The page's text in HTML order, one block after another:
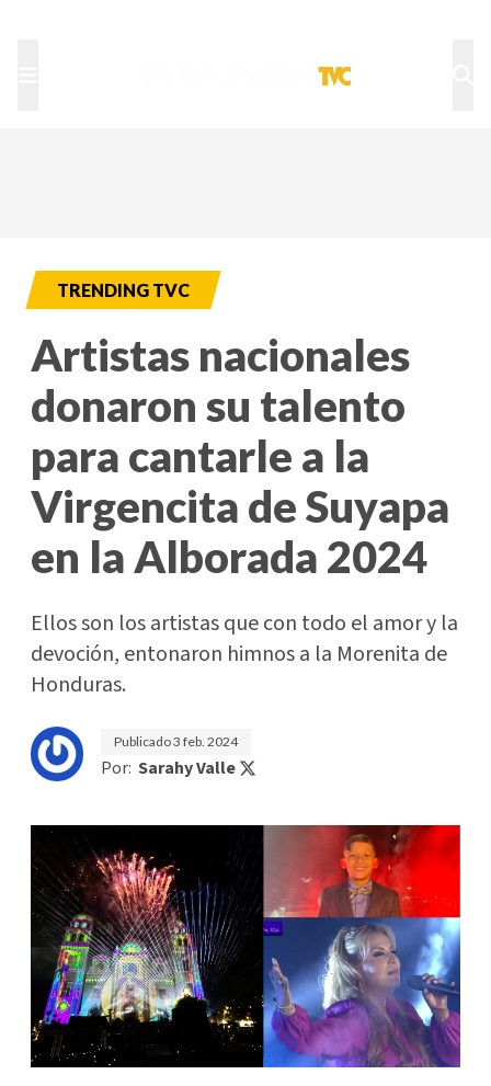
TRENDING TVC
Artistas nacionales
donaron su talento
para cantarle a la
Virgencita de Suyapa
en la Alborada 2024
Ellos son los artistas que con todo el amor y la
devoción, entonaron himnos a la Morenita de
Honduras.
Publicado3 feb. 2024
Por: Sarahy Valle